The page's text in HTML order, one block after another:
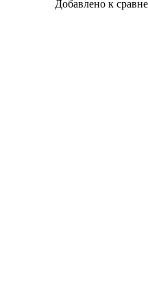
Добавлено к